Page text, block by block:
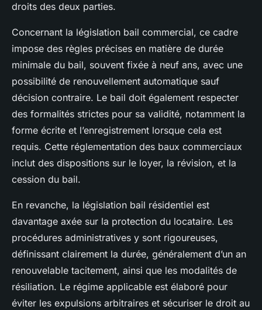
droits des deux parties.
Concernant la législation bail commercial, ce cadre
impose des règles précises en matière de durée
minimale du bail, souvent fixée à neuf ans, avec une
possibilité de renouvellement automatique sauf
décision contraire. Le bail doit également respecter
des formalités strictes pour sa validité, notamment la
forme écrite et l’enregistrement lorsque cela est
requis. Cette réglementation des baux commerciaux
inclut des dispositions sur le loyer, la révision, et la
cession du bail.
En revanche, la législation bail résidentiel est
davantage axée sur la protection du locataire. Les
procédures administratives y sont rigoureuses,
définissant clairement la durée, généralement d’un an
renouvelable tacitement, ainsi que les modalités de
résiliation. Le régime applicable est élaboré pour
éviter les expulsions arbitraires et sécuriser le droit au